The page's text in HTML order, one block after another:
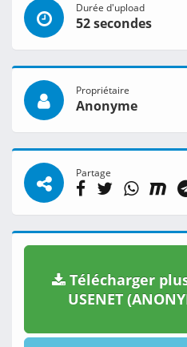
Durée d'upload
52 secondes
Propriétaire
Anonyme
Partage
Télécharger
USENET